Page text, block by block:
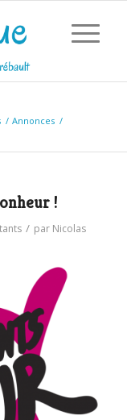
/ Annonces /
!
/ par Nicolas